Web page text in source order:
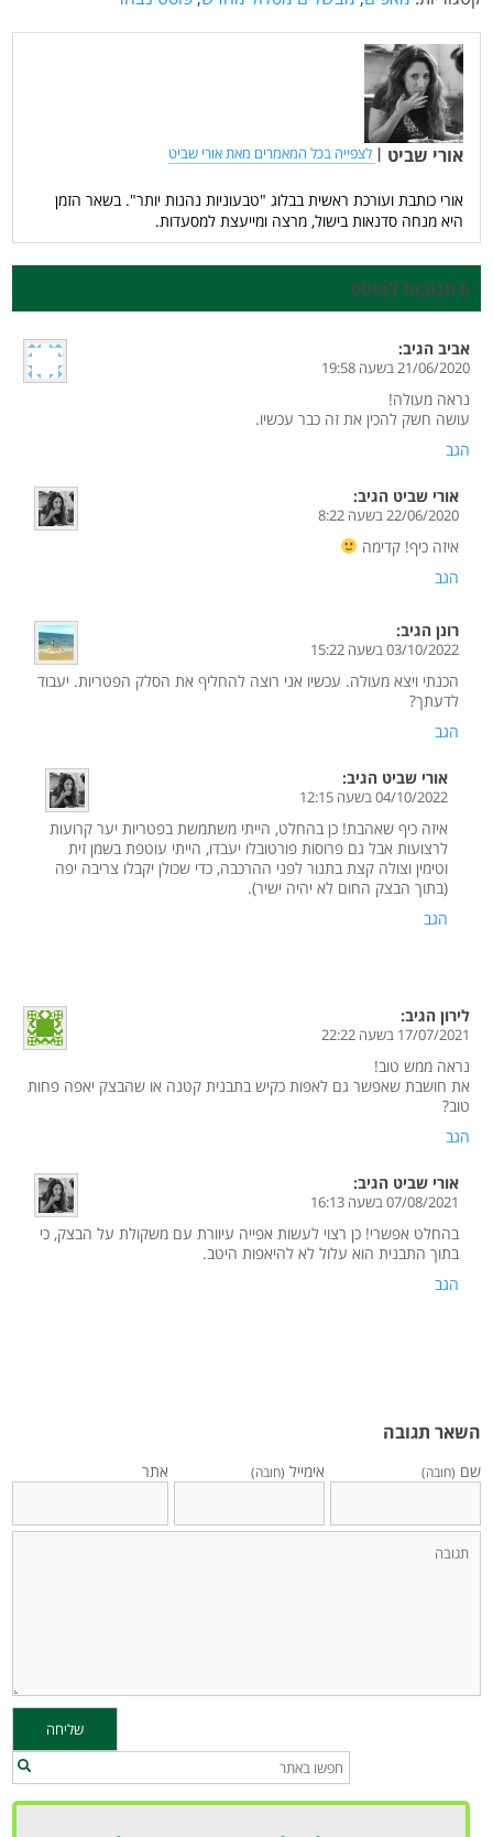
אורי שביט | לצפייה בכל המאמרים מאת אורי שביט
אורי כותבת ועורכת ראשית בבלוג "טבעוניות נהנות יותר". בשאר הזמן
היא מנחה סדנאות בישול, מרצה ומייעצת למסעדות.
6 תגובות לפוסט
אביב הגיב:
21/06/2020 בשעה 19:58
נראה מעולה!
עושה חשק להכין את זה כבר עכשיו.
הגב
אורי שביט הגיב:
22/06/2020 בשעה 8:22
איזה כיף! קדימה
הגב
רונן הגיב:
03/10/2022 בשעה 15:22
הכנתי ויצא מעולה. עכשיו אני רוצה להחליף את הסלק הפטריות. יעבוד
לדעתך?
הגב
אורי שביט הגיב:
04/10/2022 בשעה 12:15
איזה כיף שאהבת! כן בהחלט, הייתי משתמשת בפטריות יער קרועות
לרצועות אבל גם פרוסות פורטובלו יעבדו, הייתי עוטפת בשמן זית
וטימין וצולה קצת בתנור לפני ההרכבה, כדי שכולן יקבלו צריבה יפה
(בתוך הבצק החום לא יהיה ישיר).
הגב
לירון הגיב:
17/07/2021 בשעה 22:22
נראה ממש טוב!
את חושבת שאפשר גם לאפות כקיש בתבנית קטנה או שהבצק יאפה פחות
טוב?
הגב
אורי שביט הגיב:
07/08/2021 בשעה 16:13
בהחלט אפשרי! כן רצוי לעשות אפייה עיוורת עם משקולת על הבצק, כי
בתוך התבנית הוא עלול לא להיאפות היטב.
הגב
השאר תגובה
שם (חובה) אימייל (חובה) אתר